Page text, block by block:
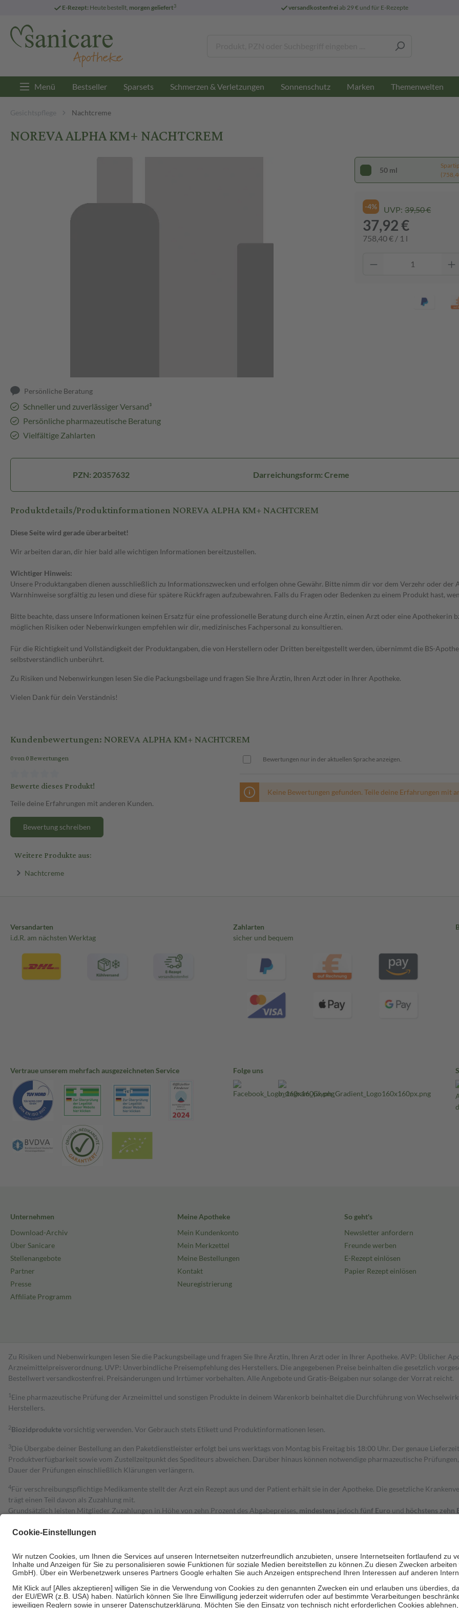
E-Rezept: Heute bestellt, morgen geliefert3 versandkostenfreiab 29 € und für E-Rezepte
Menü Bestseller Sparsets Schmerzen & Verletzungen Sonnenschutz Marken Themenwelten
Gesichtspflege Nachtcreme
NOREVA ALPHA KM+ NACHTCREM
Persönliche Beratung
Schneller und zuverlässiger Versand³
Persönliche pharmazeutische Beratung
Vielfältige Zahlarten
50 ml
-4% UVP: 39,50 €
37,92 €
758,40 € / 1 l
PZN: 20357632 Darreichungsform: Creme
Produktdetails/Produktinformationen NOREVA ALPHA KM+ NACHTCREM
Diese Seite wird gerade überarbeitet!
Wir arbeiten daran, dir hier bald alle wichtigen Informationen bereitzustellen.
Wichtiger Hinweis:
Unsere Produktangaben dienen ausschließlich zu Informationszwecken und erfolgen ohne Gewähr. Bitte nimm dir vor dem Verzehr oder
Warnhinweise sorgfältig zu lesen und diese für spätere Rückfragen aufzubewahren. Falls du Fragen oder Bedenken zu einem Produkt hast,
Bitte beachte, dass unsere Informationen keinen Ersatz für eine professionelle Beratung durch eine Ärztin, einen Arzt oder eine Apothekerin
möglichen Risiken oder Nebenwirkungen empfehlen wir dir, medizinisches Fachpersonal zu konsultieren.
Für die Richtigkeit und Vollständigkeit der Produktangaben, die von Herstellern oder Dritten bereitgestellt werden, übernimmt die BS-
selbstverständlich unberührt.
Zu Risiken und Nebenwirkungen lesen Sie die Packungsbeilage und fragen Sie Ihre Ärztin, Ihren Arzt oder in Ihrer Apotheke.
Vielen Dank für dein Verständnis!
Kundenbewertungen: NOREVA ALPHA KM+ NACHTCREM
0 von 0 Bewertungen
Bewerte dieses Produkt!
Teile deine Erfahrungen mit anderen Kunden.
Bewertung schreiben
Bewertungen nur in der aktuellen Sprache anzeigen.
Keine Bewertungen gefunden. Teile deine Erfahrungen mit
Weitere Produkte aus:
Nachtcreme
Versandarten
i.d.R. am nächsten Werktag
Zahlarten
sicher und bequem
Vertraue unserem mehrfach ausgezeichneten Service Folge uns
Unternehmen
Download-Archiv
Über Sanicare
Stellenangebote
Partner
Presse
Affiliate Programm
Meine Apotheke
Mein Kundenkonto
Mein Merkzettel
Meine Bestellungen
Kontakt
Neuregistrierung
So geht's
Newsletter anfordern
Freunde werben
E-Rezept einlösen
Papier Rezept einlösen
Zu Risiken und Nebenwirkungen lesen Sie die Packungsbeilage und fragen Sie Ihre Ärztin, Ihren Arzt oder in Ihrer Apotheke. AVP: Üblicher
Arzneimittelpreisverordnung. UVP: Unverbindliche Preisempfehlung des Herstellers. Die angegebenen Preise beinhalten die gesetzlich
Bestell­wert versand­kosten­frei. Preisänderungen und Irrtümer vorbehalten. Alle Angebote und Gratis-Beigaben nur solange der Vorrat reicht.
1 Eine pharmazeutische Prüfung der Arzneimittel und sonstigen Produkte in deinem Warenkorb beinhaltet die Durchführung von
Herstellers.
2Biozidproduktevorsichtig verwenden. Vor Gebrauch stets Etikett und Produktinformationen lesen.
3Die Übergabe deiner Bestellung an den Paketdienstleister erfolgt bei uns werktags von Montag bis Freitag bis 18:00 Uhr. Der genaue
Produktverfügbarkeit sowie vom Zustellzeitpunkt des Spediteurs abweichen. Darüber hinaus können notwendige pharmazeutische
Dauer der Prüfungen einschließlich Klärungen verlängern.
4Für verschreibungspflichtige Medikamente stellt der Arzt ein Rezept aus und der Patient erhält sie in der Apotheke. Die gesetzliche
trägt einen Teil davon als Zuzahlung mit.
Grundsätzlich leisten Mitglieder Zuzahlungen in Höhe von zehn Prozent des Abgabepreises, mindestens jedoch fünf Euro und höchstens zehn
Diese Regeln gelten grundsätzlich auch für Online-Apotheken.
Um das Engagement der Versicherten für ihre eigene Gesundheit zu stärken und die besondere Stellung der Familie zu unterstützen, fallen
• Kindern und Jugendlichen bis zum vollendeten 18. Lebensjahr mit Ausnahme der Fahrkosten
• Untersuchungen zur Vorsorge und Früherkennung, die von der GKV getragen werden
• empfohlenen Schutzimpfungen
• Harn- und Blutteststreifen